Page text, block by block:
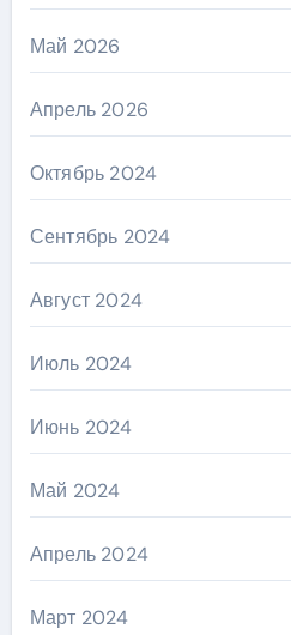
Май 2026
Апрель 2026
Октябрь 2024
Сентябрь 2024
Август 2024
Июль 2024
Июнь 2024
Май 2024
Апрель 2024
Март 2024